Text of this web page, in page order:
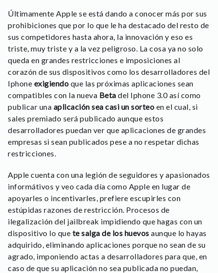
Últimamente Apple se está dando a conocer más por sus
prohibiciones que por lo que le ha destacado del resto de
sus competidores hasta ahora, la innovación y eso es
triste, muy triste y a la vez peligroso. La cosa ya no solo
queda en grandes restricciones e imposiciones al
corazón de sus dispositivos como los desarrolladores del
Iphone exigiendo que las próximas aplicaciones sean
compatibles con la nueva Beta del Iphone 3.0 así como
publicar una aplicación sea casi un sorteo en el cual, si
sales premiado será publicado aunque estos
desarrolladores puedan ver que aplicaciones de grandes
empresas si sean publicados pese a no respetar dichas
restricciones.
Apple cuenta con una legión de seguidores y apasionados
informátivos y veo cada día como Apple en lugar de
apoyarles o incentivarles, prefiere escupirles con
estúpidas razones de restricción. Procesos de
ilegalización del jailbreak impidiendo que hagas con un
dispositivo lo que te salga de los huevos aunque lo hayas
adquirido, eliminando aplicaciones porque no sean de su
agrado, imponiendo actas a desarrolladores para que, en
caso de que su aplicación no sea publicada no puedan,